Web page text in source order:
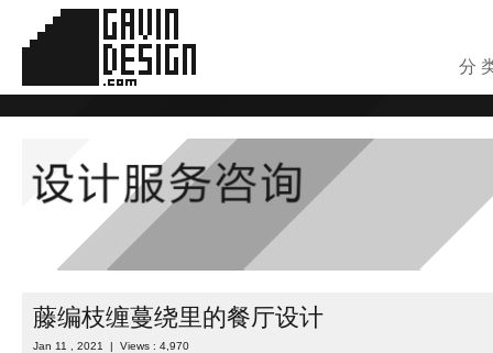
分
藤编枝缠蔓绕里的餐厅设计
Jan 11 , 2021 | Views : 4,970